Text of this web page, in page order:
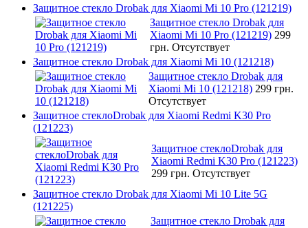
Защитное стекло Drobak для Xiaomi Mi 10 Pro (121219)
Защитное стекло Drobak для
Xiaomi Mi 10 Pro (121219) 299
грн. Отсутствует
Защитное стекло Drobak для Xiaomi Mi 10 (121218)
Защитное стекло Drobak для
Xiaomi Mi 10 (121218) 299 грн.
Отсутствует
Защитное стеклоDrobak для Xiaomi Redmi K30 Pro
(121223)
Защитное стеклоDrobak для
Xiaomi Redmi K30 Pro (121223)
299 грн. Отсутствует
Защитное стекло Drobak для Xiaomi Mi 10 Lite 5G
(121225)
Защитное стекло Drobak для